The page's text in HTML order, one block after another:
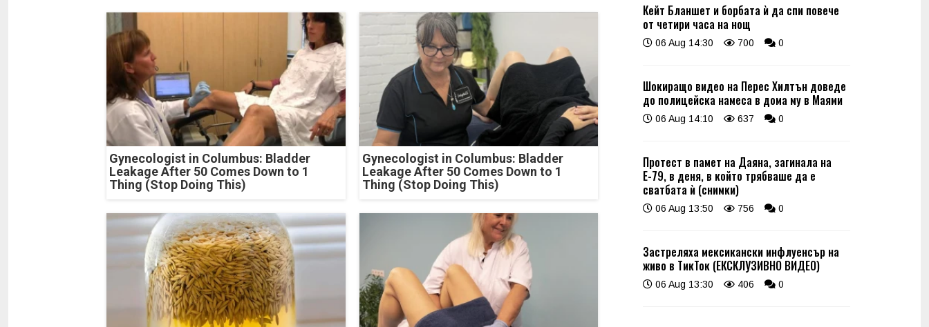
Gynecologist in Columbus: Bladder
Leakage After 50 Comes Down to 1
Thing (Stop Doing This)
Gynecologist in Columbus: Bladder
Leakage After 50 Comes Down to 1
Thing (Stop Doing This)
Кейт Бланшет и борбата ѝ да спи повече
от четири часа на нощ
06 Aug 14:30 700 0
Шокиращо видео на Перес Хилтън доведе
до полицейска намеса в дома му в Маями
06 Aug 14:10 637 0
Протест в памет на Даяна, загинала на
Е-79, в деня, в който трябваше да е
сватбата ѝ (снимки)
06 Aug 13:50 756 0
Застреляха мексикански инфлуенсър на
живо в ТикТок (ЕКСКЛУЗИВНО ВИДЕО)
06 Aug 13:30 406 0